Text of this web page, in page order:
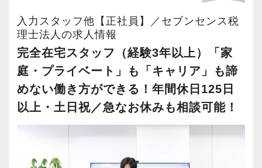
入力スタッフ他【正社員】／セブンセンス税
理士法人の求人情報
完全在宅スタッフ（経験3年以上）「家
庭・プライベート」も「キャリア」も諦
めない働き方ができる！年間休日125日
以上・土日祝／急なお休みも相談可能！